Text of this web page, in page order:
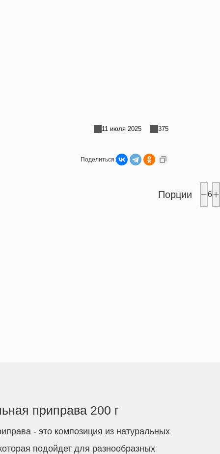
11 июля 2025 375
Поделиться:
Порции 6
приправа 200 г
- это композиция из натуральных
подойдет для разнообразных